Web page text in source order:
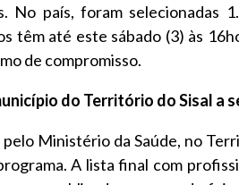
No país, foram selecionadas
têm até este sábado (3) às
de compromisso.
do Território do Sisal a
Ministério da Saúde, no
A lista final com